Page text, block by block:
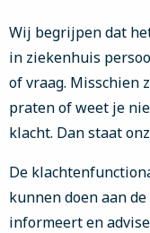
Wij begrijpen dat
in ziekenhuis
of vraag. Misschien
praten of weet je
klacht. Dan staat
De
kunnen doen aan
informeert en